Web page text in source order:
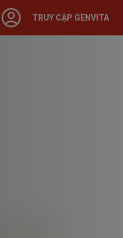
TRUY CẬP GENVITA